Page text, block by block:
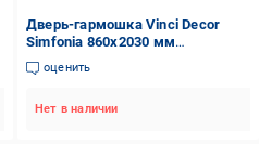
Дверь-гармошка Vinci Decor
Simfonia 860x2030 мм
Фруктовое дерево
оценить
Нет в наличии